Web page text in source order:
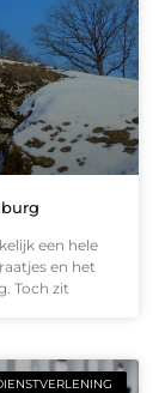
een hele
en het
Toch zit